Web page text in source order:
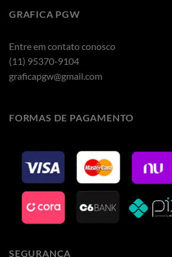
GRAFICA PGW
Entre em contato conosco
(11) 95370-9104
graficapgw@gmail.com
FORMAS DE PAGAMENTO
SEGURANÇA